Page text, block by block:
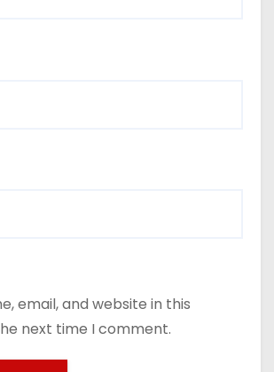
email, and website in this
next time I comment.